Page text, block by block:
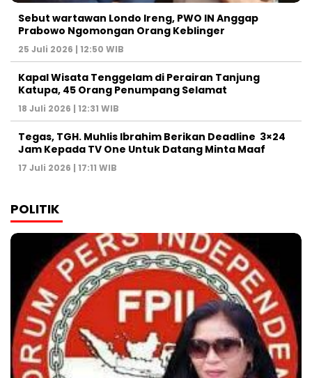
Sebut wartawan Londo Ireng, PWO IN Anggap
Prabowo Ngomongan Orang Keblinger
25 Juli 2026 | 12:50 WIB
Kapal Wisata Tenggelam di Perairan Tanjung
Katupa, 45 Orang Penumpang Selamat
18 Juli 2026 | 12:31 WIB
Tegas, TGH. Muhlis Ibrahim Berikan Deadline 3×24
Jam Kepada TV One Untuk Datang Minta Maaf
17 Juli 2026 | 17:11 WIB
POLITIK